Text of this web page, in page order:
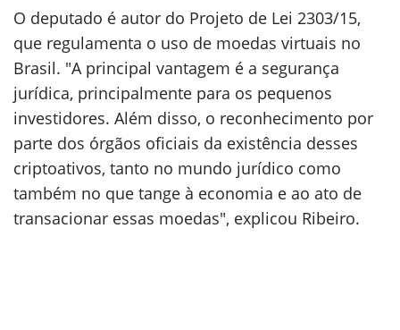
O deputado é autor do Projeto de Lei 2303/15,
que regulamenta o uso de moedas virtuais no
Brasil. "A principal vantagem é a segurança
jurídica, principalmente para os pequenos
investidores. Além disso, o reconhecimento por
parte dos órgãos oficiais da existência desses
criptoativos, tanto no mundo jurídico como
também no que tange à economia e ao ato de
transacionar essas moedas", explicou Ribeiro.